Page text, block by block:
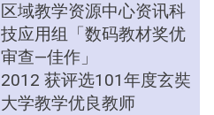
区域教学资源中心资讯科
技应用组「数码教材奖优
审查—佳作」
2012 获评选101年度玄奘
大学教学优良教师